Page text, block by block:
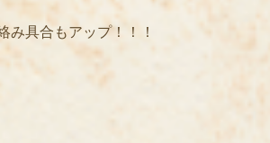
み具合もアップ！！！